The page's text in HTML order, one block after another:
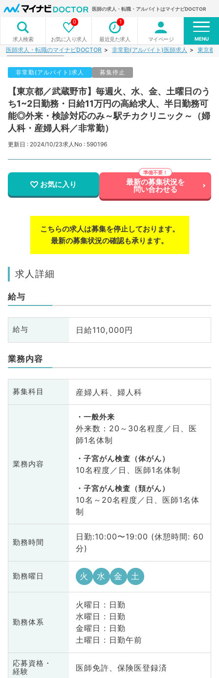
医師の求人・転職・アルバイトはマイナビDOCTOR
求人検索 お気に入り求人
0
最近見た求人
1
マイページ MENU
医師求人・転職のマイナビDOCTOR 非常勤(アルバイト)医師求人 東京都
非常勤(アルバイト)求人 募集停止
【東京都／武蔵野市】毎週火、水、金、土曜日のう
ち1~2日勤務・日給11万円の高給求人、半日勤務可
能◎外来・検診対応のみ～駅チカクリニック～（婦
人科・産婦人科／非常勤）
更新日 : 2024/10/23求人No : 590196
お気に入り 最新の募集状況を
問い合わせる
こちらの求人は募集を停止しております。
最新の募集状況の確認も承ります。
求人詳細
給与
給与 日給110,000円
業務内容
募集科目 産婦人科、婦人科
業務内容
一般外来
外来数：20～30名程度／日、医
師1名体制
子宮がん検査（体がん）
10名程度／日、医師1名体制
子宮がん検査（頚がん）
10名～20名程度／日、医師1名体
制
勤務時間
日勤:10:00〜19:00 (休憩時間: 60
分)
勤務曜日 火 水 金 土
勤務体系
火曜日 : 日勤
水曜日 : 日勤
金曜日 : 日勤
土曜日 : 日勤午前
応募資格・
経験
医師免許、保険医登録済